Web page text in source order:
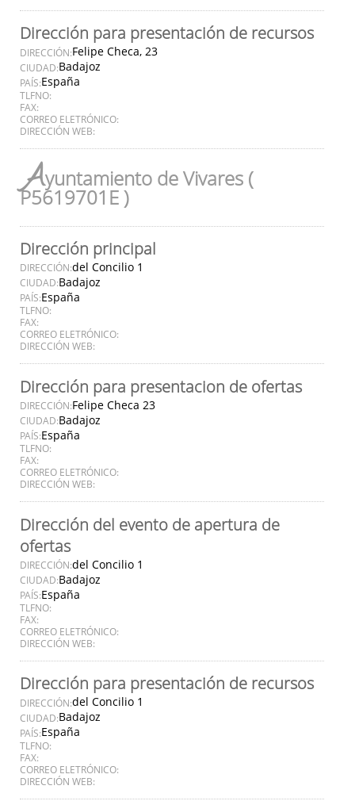
Dirección para presentación de recursos
DIRECCIÓN:Felipe Checa, 23
CIUDAD:Badajoz
PAÍS:España
TLFNO:
FAX:
CORREO ELETRÓNICO:
DIRECCIÓN WEB:
Ayuntamiento de Vivares (
P5619701E )
Dirección principal
DIRECCIÓN:del Concilio 1
CIUDAD:Badajoz
PAÍS:España
TLFNO:
FAX:
CORREO ELETRÓNICO:
DIRECCIÓN WEB:
Dirección para presentacion de ofertas
DIRECCIÓN:Felipe Checa 23
CIUDAD:Badajoz
PAÍS:España
TLFNO:
FAX:
CORREO ELETRÓNICO:
DIRECCIÓN WEB:
Dirección del evento de apertura de
ofertas
DIRECCIÓN:del Concilio 1
CIUDAD:Badajoz
PAÍS:España
TLFNO:
FAX:
CORREO ELETRÓNICO:
DIRECCIÓN WEB:
Dirección para presentación de recursos
DIRECCIÓN:del Concilio 1
CIUDAD:Badajoz
PAÍS:España
TLFNO:
FAX:
CORREO ELETRÓNICO:
DIRECCIÓN WEB: